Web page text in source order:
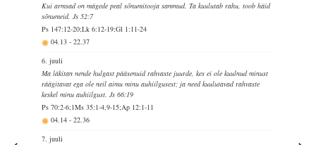
Kui armsad on mägede peal sõnumitooja sammud. Ta kuulutab rahu, toob häid
sõnumeid. Js 52:7
Ps 147:12-20;Lk 6:12-19;Gl 1:11-24
04.13-22.37
6. juuli
Ma läkitan nende hulgast pääsenuid rahvaste juurde, kes ei ole kuulnud minust
räägitavat ega ole neil aimu minu auhiilgusest; ja need kuulutavad rahvaste
keskel minu auhiilgust. Js 66:19
Ps 70:2-6;1Ms 35:1-4,9-15;Ap 12:1-11
04.14-22.36
7. juuli